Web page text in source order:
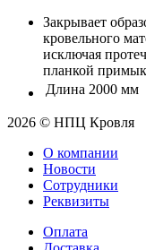
Закрывает
кровельного
исключая
планкой
Длина 2000 мм
2026 © НПЦ Кровля
О компании
Новости
Сотрудники
Реквизиты
Оплата